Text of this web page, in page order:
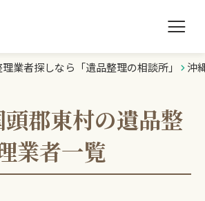
相談所TOP
業者探しなら「遺品整理の相談所」 沖
郡東村の遺品整
業者一覧